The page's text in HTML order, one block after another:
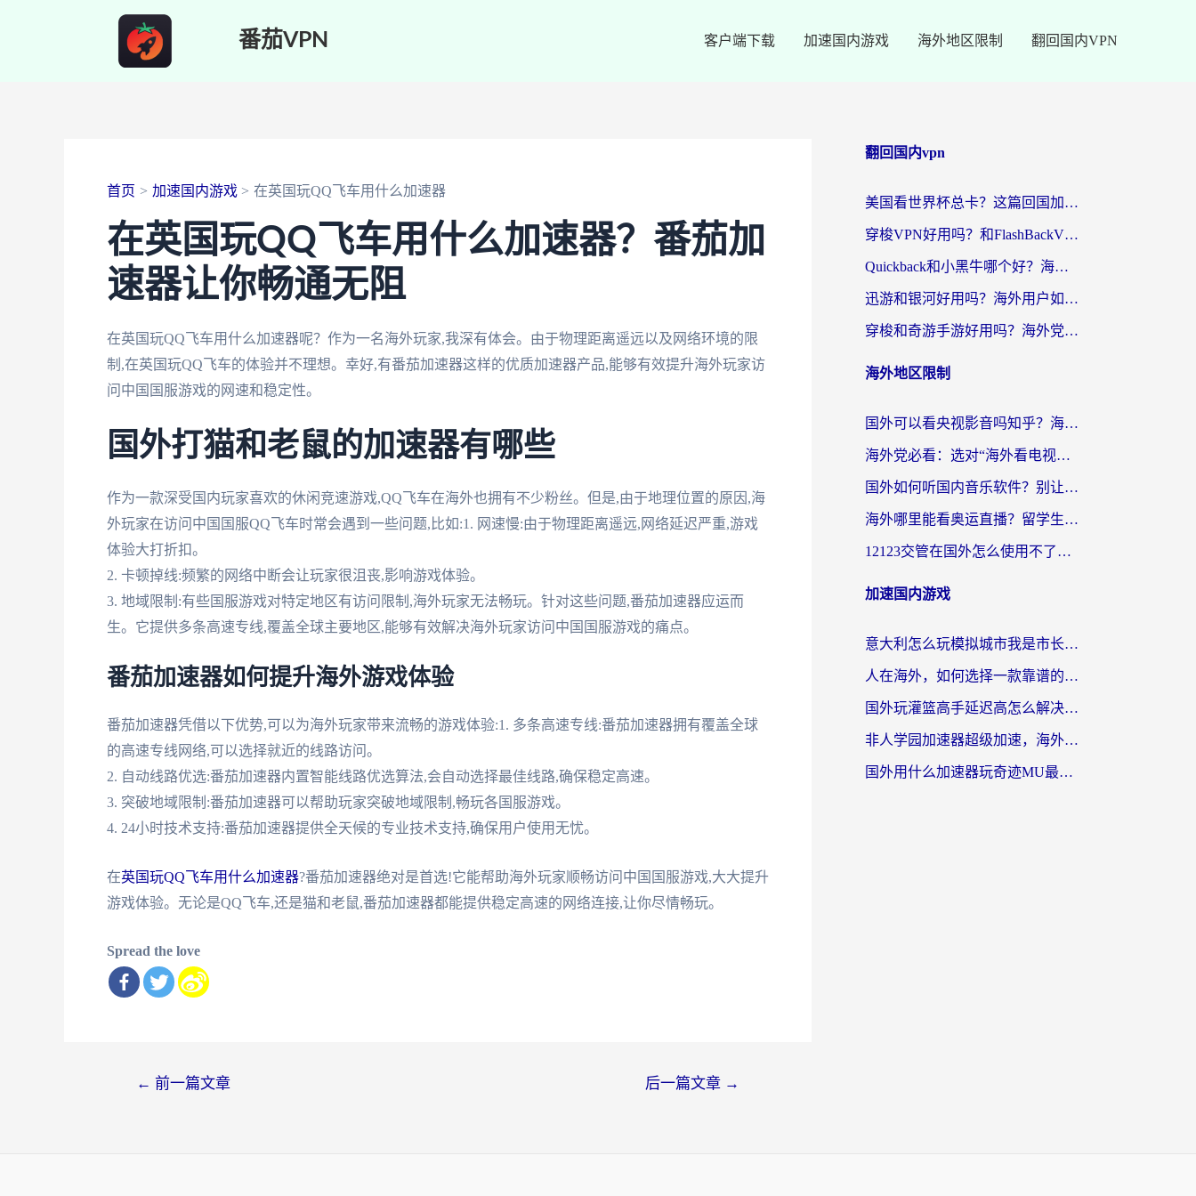
番茄VPN 客户端下载 加速国内游戏 海外地区限制 翻回国内VPN
首页 加速国内游戏 在英国玩QQ飞车用什么加速器
在英国玩QQ飞车用什么加速器？番茄加
速器让你畅通无阻
在英国玩QQ飞车用什么加速器呢？作为一名海外玩家,我深有体会。由于物理距离遥远以及网络环境的限
制,在英国玩QQ飞车的体验并不理想。幸好,有番茄加速器这样的优质加速器产品,能够有效提升海外玩家访
问中国国服游戏的网速和稳定性。
国外打猫和老鼠的加速器有哪些
作为一款深受国内玩家喜欢的休闲竞速游戏,QQ飞车在海外也拥有不少粉丝。但是,由于地理位置的原因,海
外玩家在访问中国国服QQ飞车时常会遇到一些问题,比如:1. 网速慢:由于物理距离遥远,网络延迟严重,游戏
体验大打折扣。
2. 卡顿掉线:频繁的网络中断会让玩家很沮丧,影响游戏体验。
3. 地域限制:有些国服游戏对特定地区有访问限制,海外玩家无法畅玩。针对这些问题,番茄加速器应运而
生。它提供多条高速专线,覆盖全球主要地区,能够有效解决海外玩家访问中国国服游戏的痛点。
番茄加速器如何提升海外游戏体验
番茄加速器凭借以下优势,可以为海外玩家带来流畅的游戏体验:1. 多条高速专线:番茄加速器拥有覆盖全球
的高速专线网络,可以选择就近的线路访问。
2. 自动线路优选:番茄加速器内置智能线路优选算法,会自动选择最佳线路,确保稳定高速。
3. 突破地域限制:番茄加速器可以帮助玩家突破地域限制,畅玩各国服游戏。
4. 24小时技术支持:番茄加速器提供全天候的专业技术支持,确保用户使用无忧。
在英国玩QQ飞车用什么加速器?番茄加速器绝对是首选!它能帮助海外玩家顺畅访问中国国服游戏,大大提升
游戏体验。无论是QQ飞车,还是猫和老鼠,番茄加速器都能提供稳定高速的网络连接,让你尽情畅玩。
Spread the love
← 前一篇文章 后一篇文章 →
翻回国内vpn
美国看世界杯总卡？这篇回国加速器指南帮你无缝刷国内资源（附苹果手机VPN设置步骤）
穿梭VPN好用吗？和FlashBackVPN对比哪个回国效果更好？
Quickback和小黑牛哪个好？海外党亲测指南，选对回国加速器秒回国内
迅游和银河好用吗？海外用户如何选择回国加速器实现无缝访问国内资源
穿梭和奇游手游好用吗？海外党亲测3款回国加速器，附蜜蜂加速器七天试用攻略
海外地区限制
国外可以看央视影音吗知乎？海外党亲测有效的回国加速方案
海外党必看：选对“海外看电视剧软件”，再也不用愁国内剧刷不了
国外如何听国内音乐软件？别让地域限制，断了你的中文歌单
海外哪里能看奥运直播？留学生&海外华人必看的体育赛事观赛终极指南
12123交管在国外怎么使用不了？海外华人必看的无缝访问国内资源指南
加速国内游戏
意大利怎么玩模拟城市我是市长？海外党国服游戏加速终极攻略（附三国3量子特攻解决办法）
人在海外，如何选择一款靠谱的玩剑灵2加速器？
国外玩灌篮高手延迟高怎么解决？海外玩家国服游戏加速终极指南
非人学园加速器超级加速，海外玩家重返国服的通行证
国外用什么加速器玩奇迹MU最好？2026海外玩家国服游戏加速全攻略